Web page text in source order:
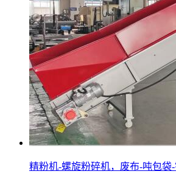
精粉机-螺旋粉碎机，废布-吨包袋